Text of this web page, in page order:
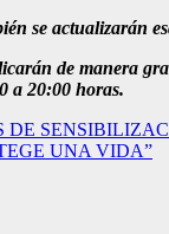
se actualizarán
de manera
a 20:00 horas.
UNA VIDA”